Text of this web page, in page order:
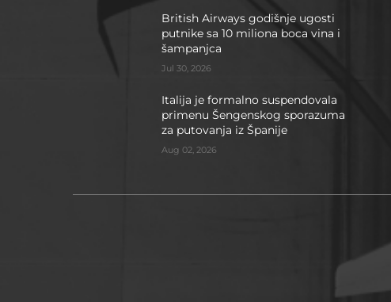
British Airways godišnje ugosti
putnike sa 10 miliona boca vina i
šampanjca
Jul 30, 2026
Italija je formalno suspendovala
primenu Šengenskog sporazuma
za putovanja iz Španije
Aug 02, 2026